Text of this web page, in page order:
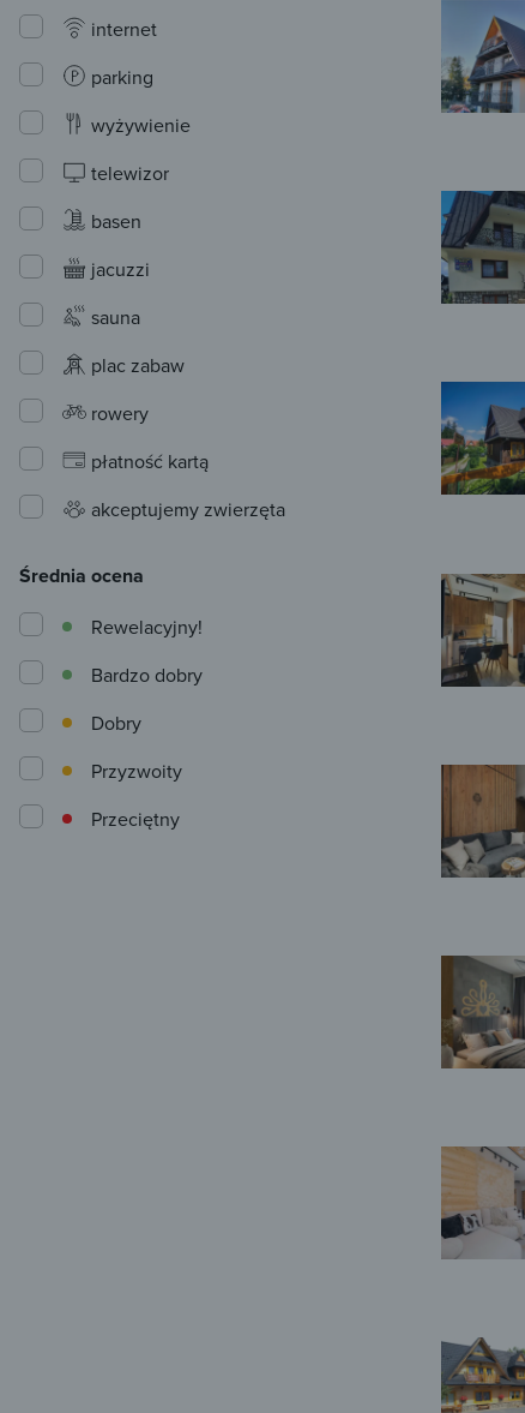
internet
parking
wyżywienie
telewizor
basen
jacuzzi
sauna
plac zabaw
rowery
płatność kartą
akceptujemy zwierzęta
Średnia ocena
Przeciętny
Przyzwoity
Dobry
Bardzo dobry
Rewelacyjny!